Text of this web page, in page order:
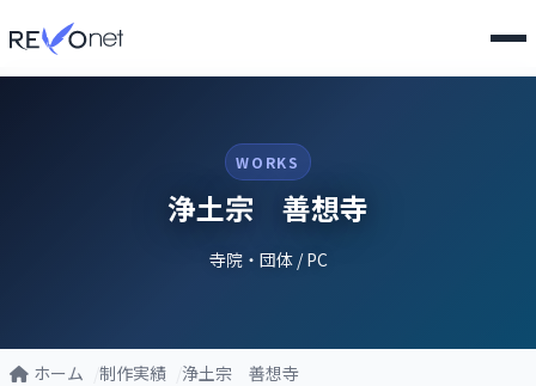
WORKS
浄土宗 善想寺
寺院・団体 / PC
ホーム 制作実績 浄土宗 善想寺